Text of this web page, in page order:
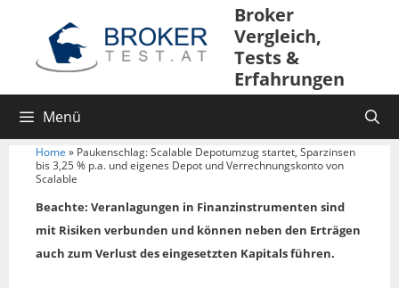
Broker
Vergleich,
Tests &
Erfahrungen
Menü
Home » Paukenschlag: Scalable Depotumzug startet, Sparzinsen
bis 3,25 % p.a. und eigenes Depot und Verrechnungskonto von
Scalable
Beachte: Veranlagungen in Finanzinstrumenten sind
mit Risiken verbunden und können neben den Erträgen
auch zum Verlust des eingesetzten Kapitals führen.